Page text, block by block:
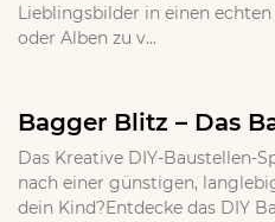
Lieblingsbilder in einen
oder Alben zu v...
Bagger Blitz – Das
Das Kreative DIY-Baustellen-
nach einer günstigen,
dein Kind?Entdecke das DIY